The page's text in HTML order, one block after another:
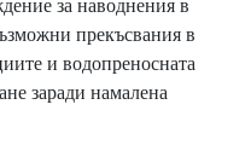
за наводнения в
прекъсвания в
и водопреносната
заради намалена